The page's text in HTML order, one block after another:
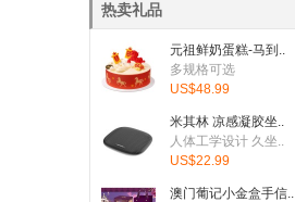
热卖礼品
元祖鲜奶蛋糕-马到..
多规格可选
US$48.99
米其林 凉感凝胶坐..
人体工学设计 久坐..
US$22.99
澳门葡记小金盒手信..